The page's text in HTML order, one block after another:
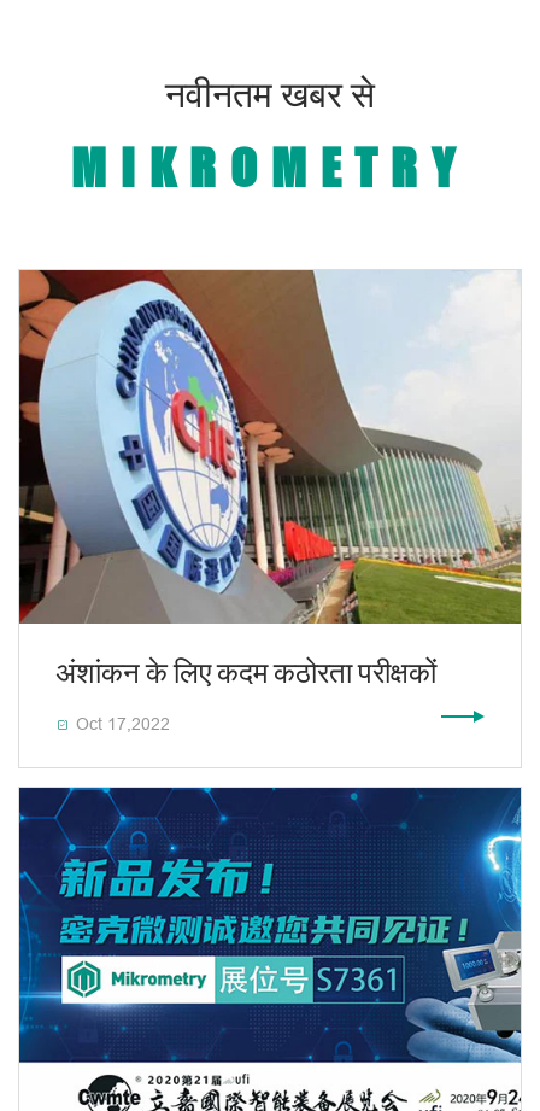
नवीनतम खबर से
MIKROMETRY
अंशांकन के लिए कदम कठोरता परीक्षकों
 Oct 17,2022